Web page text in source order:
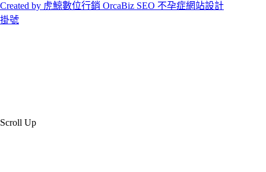
Created by 虎鯨數位行銷 OrcaBiz SEO 不孕症網站設計
掛號
Scroll Up